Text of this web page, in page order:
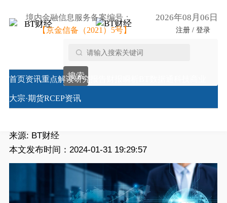
境内金融信息服务备案编号：
【京金信备（2021）5号】
2026年08月06日
注册 / 登录
搜索
首页资讯重点解读研究报告
大宗·期货RCEP资讯
机构股评/【BT机构股评】企业客户数据技术服
务公司ZoomInfo股票评级上调
【BT机构股评】企业客户数据技术服务公司ZoomInfo
股票评级上调
来源: BT财经
本文发布时间：2024-01-31 19:29:57